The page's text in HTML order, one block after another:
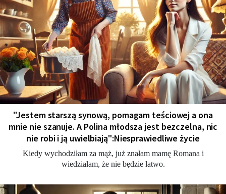
"Jestem starszą synową, pomagam teściowej a ona
mnie nie szanuje. A Polina młodsza jest bezczelna, nic
nie robi i ją uwielbiają":Niesprawiedliwe życie
Kiedy wychodziłam za mąż, już znałam mamę Romana i
wiedziałam, że nie będzie łatwo.